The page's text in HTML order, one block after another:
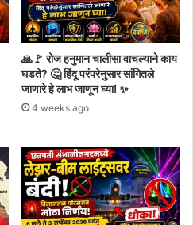
🙏🚩 रोज हनुमान चालीसा वाचल्याने काय
घडते? 🤔 हिंदू परंपरेनुसार सांगितले
जाणारे हे लाभ जाणून घ्या! ✨
4 weeks ago